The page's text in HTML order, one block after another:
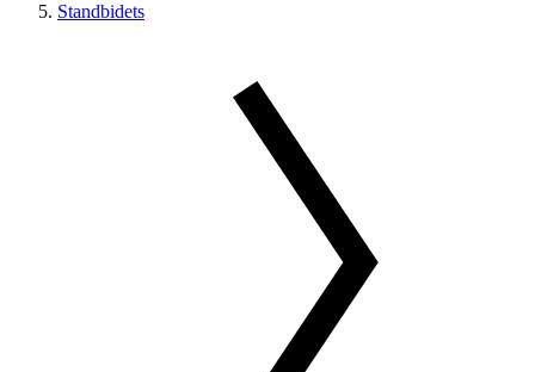
Standbidets